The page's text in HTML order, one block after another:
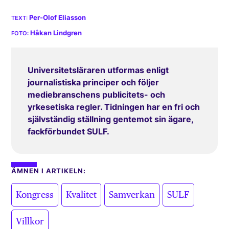
Per-Olof Eliasson
Håkan Lindgren
Universitetsläraren utformas enligt
journalistiska principer och följer
mediebranschens publicitets- och
yrkesetiska regler. Tidningen har en fri och
självständig ställning gentemot sin ägare,
fackförbundet SULF.
ÄMNEN I ARTIKELN:
Kongress Kvalitet Samverkan SULF
Villkor